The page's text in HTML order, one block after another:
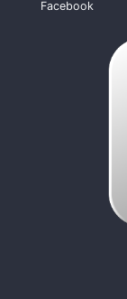
Facebook